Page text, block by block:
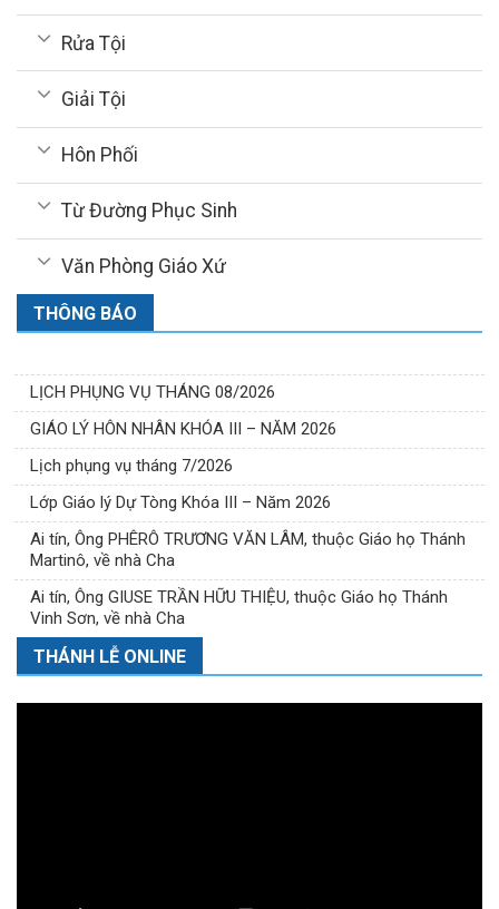
Rửa Tội
Giải Tội
Hôn Phối
Từ Đường Phục Sinh
Văn Phòng Giáo Xứ
THÔNG BÁO
LỊCH PHỤNG VỤ THÁNG 08/2026
GIÁO LÝ HÔN NHÂN KHÓA III – NĂM 2026
Lịch phụng vụ tháng 7/2026
Lớp Giáo lý Dự Tòng Khóa III – Năm 2026
Ai tín, Ông PHÊRÔ TRƯƠNG VĂN LÂM, thuộc Giáo họ Thánh
Martinô, về nhà Cha
Ai tín, Ông GIUSE TRẦN HỮU THIỆU, thuộc Giáo họ Thánh
Vinh Sơn, về nhà Cha
THÁNH LỄ ONLINE